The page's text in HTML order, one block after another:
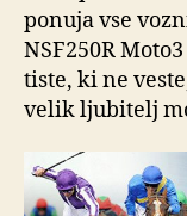
ponuja vse
NSF250R
tiste, ki ne
velik ljubitelj